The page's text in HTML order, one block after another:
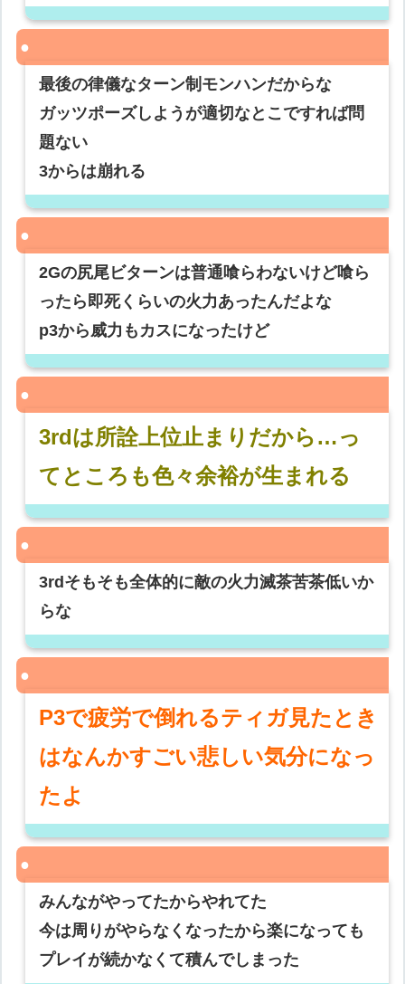
最後の律儀なターン制モンハンだからな
ガッツポーズしようが適切なとこですれば問
題ない
3からは崩れる
2Gの尻尾ビターンは普通喰らわないけど喰ら
ったら即死くらいの火力あったんだよな
p3から威力もカスになったけど
3rdは所詮上位止まりだから…っ
てところも色々余裕が生まれる
3rdそもそも全体的に敵の火力滅茶苦茶低いか
らな
P3で疲労で倒れるティガ見たとき
はなんかすごい悲しい気分になっ
たよ
みんながやってたからやれてた
今は周りがやらなくなったから楽になっても
プレイが続かなくて積んでしまった